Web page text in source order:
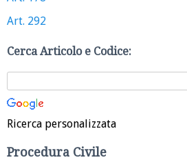
Art. 292
Cerca Articolo e Codice:
Ricerca personalizzata
Procedura Civile